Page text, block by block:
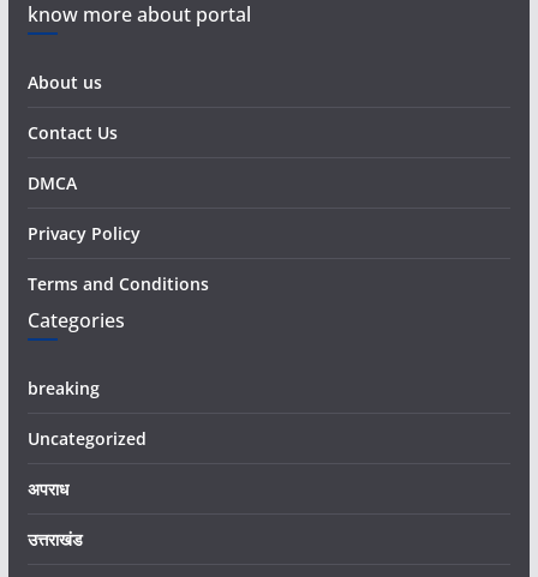
know more about portal
About us
Contact Us
DMCA
Privacy Policy
Terms and Conditions
Categories
breaking
Uncategorized
अपराध
उत्तराखंड